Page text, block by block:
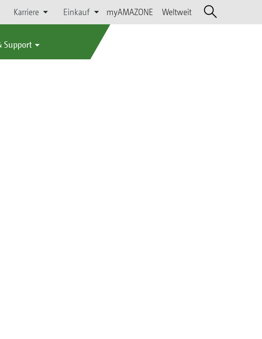
Karriere Einkauf myAMAZONE Weltweit
Support